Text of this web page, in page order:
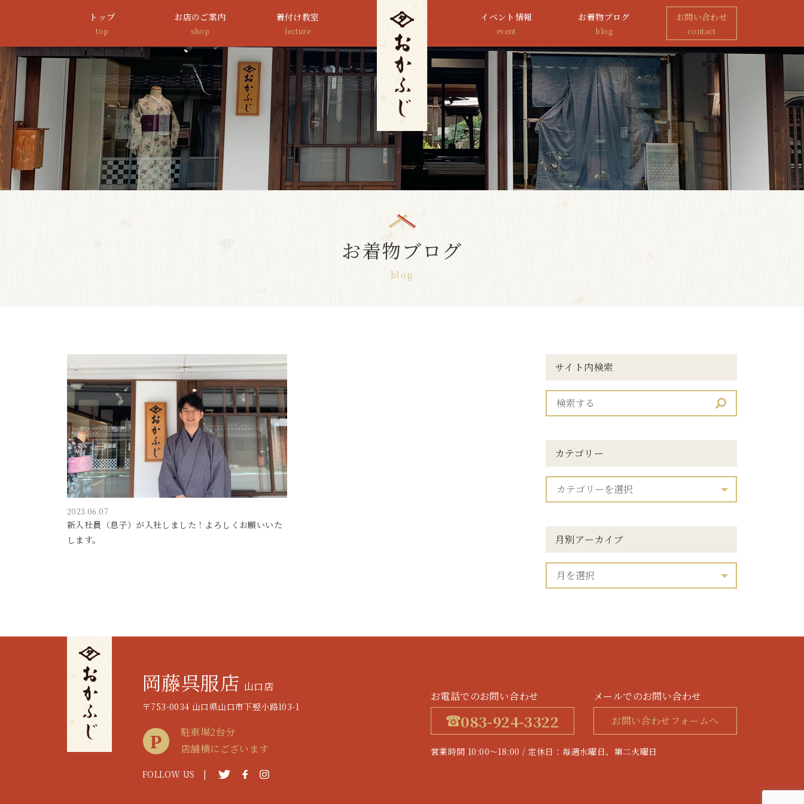
トップ
top
お店のご案内
shop
着付け教室
lecture
イベント情報
event
お着物ブログ
blog
お問い合わせ
contact
お着物ブログ
blog
2023.06.07
新入社員（息子）が入社しました！よろしくお願いいた
します。
サイト内検索
カテゴリー
月別アーカイブ
岡藤呉服店 山口店
〒753-0034 山口県山口市下竪小路103-1
駐車場2台分
店舗横にございます
FOLLOW US |
お電話でのお問い合わせ
083-924-3322
メールでのお問い合わせ
お問い合わせフォームへ
営業時間 10:00～18:00 / 定休日：毎週水曜日、第二火曜日